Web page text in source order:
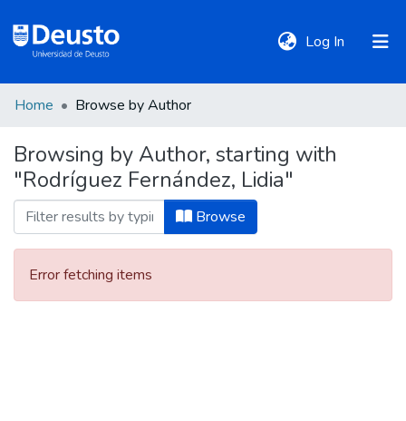
Log In (current)
Communities
&
Collections
All of DSpace
Home Browse by Author
Browsing by Author, starting with
"Rodríguez Fernández, Lidia"
Browse
Error fetching items